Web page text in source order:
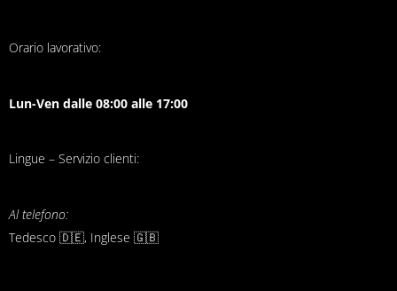
Orario lavorativo:
Lun-Ven dalle 08:00 alle 17:00
Lingue – Servizio clienti:
Al telefono:
Tedesco 🇩🇪, Inglese 🇬🇧